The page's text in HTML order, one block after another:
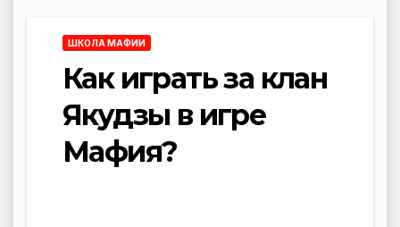
ШКОЛА МАФИИ
Как играть за клан
Якудзы в игре
Мафия?